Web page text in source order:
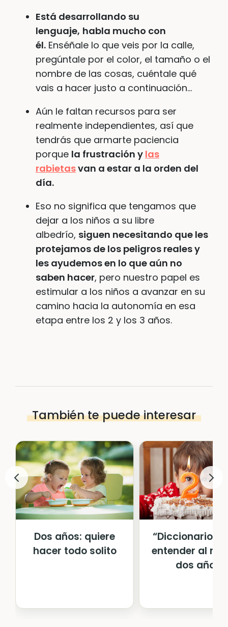
Está desarrollando su
lenguaje, habla mucho con
él. Enséñale lo que veis por la calle,
pregúntale por el color, el tamaño o el
nombre de las cosas, cuéntale qué
vais a hacer justo a continuación…
Aún le faltan recursos para ser
realmente independientes, así que
tendrás que armarte paciencia
porque la frustración y las
rabietasvan a estar a la orden del
día.
Eso no significa que tengamos que
dejar a los niños a su libre
albedrío, siguen necesitando que les
protejamos de los peligros reales y
les ayudemos en lo que aún no
saben hacer, pero nuestro papel es
estimular a los niños a avanzar en su
camino hacia la autonomía en esa
etapa entre los 2 y los 3 años.
También te puede interesar
Dos años: quiere
hacer todo solito
“Diccionario”
entender al
dos años